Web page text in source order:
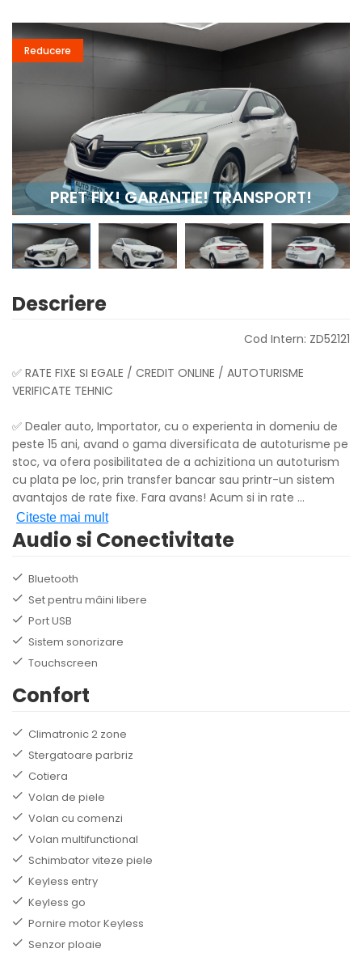
PRET FIX! GARANTIE! TRANSPORT!
Reducere
Descriere
Cod Intern: ZD52121
✅ RATE FIXE SI EGALE / CREDIT ONLINE / AUTOTURISME
VERIFICATE TEHNIC
✅ Dealer auto, Importator, cu o experienta in domeniu de
peste 15 ani, avand o gama diversificata de autoturisme pe
stoc, va ofera posibilitatea de a achizitiona un autoturism
cu plata pe loc, prin transfer bancar sau printr-un sistem
avantajos de rate fixe. Fara avans! Acum si in rate ...
Citeste mai mult
Audio si Conectivitate
Bluetooth
Set pentru mâini libere
Port USB
Sistem sonorizare
Touchscreen
Confort
Climatronic 2 zone
Stergatoare parbriz
Cotiera
Volan de piele
Volan cu comenzi
Volan multifunctional
Schimbator viteze piele
Keyless entry
Keyless go
Pornire motor Keyless
Senzor ploaie